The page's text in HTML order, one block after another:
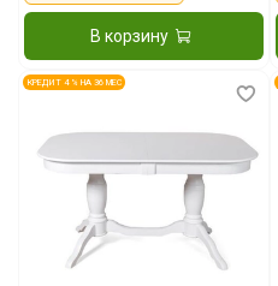
В корзину
КРЕДИТ 4 % НА 36 МЕС